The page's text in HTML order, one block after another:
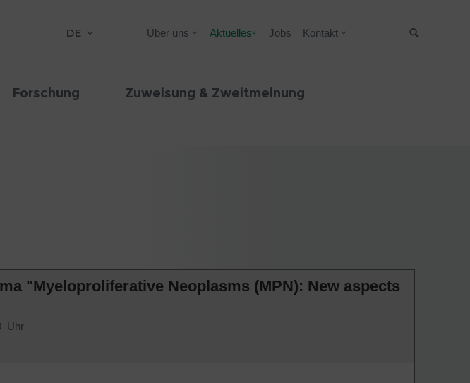
DE Über uns Aktuelles Jobs Kontakt
Forschung Zuweisung & Zweitmeinung
"Myeloproliferative Neoplasms (MPN): New aspects
Uhr